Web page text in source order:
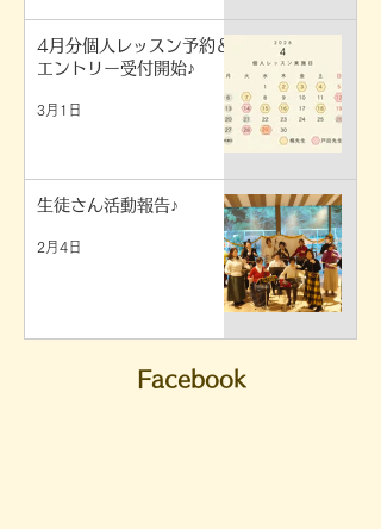
4月分個人レッスン予約＆
エントリー受付開始♪
3月1日
生徒さん活動報告♪
2月4日
Facebook